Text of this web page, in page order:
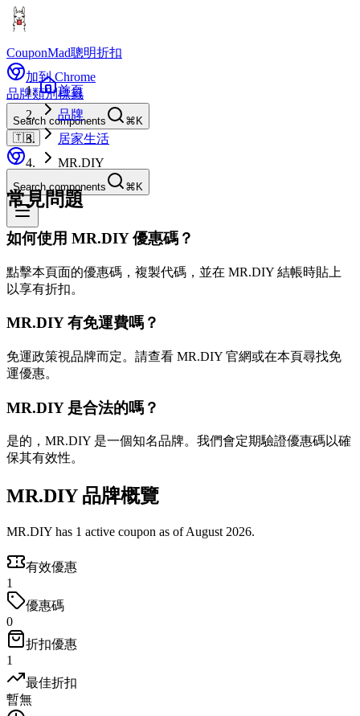
CouponMad聰明折扣
加到 Chrome
品牌類別標籤
Search components
⌘K
🇹🇼
Search components ⌘K
首頁
品牌
居家生活
MR.DIY
常見問題
如何使用 MR.DIY 優惠碼？
點擊本頁面的優惠碼，複製代碼，並在 MR.DIY 結帳時貼上
以享有折扣。
MR.DIY 有免運費嗎？
免運政策視品牌而定。請查看 MR.DIY 官網或在本頁尋找免
運優惠。
MR.DIY 是合法的嗎？
是的，MR.DIY 是一個知名品牌。我們會定期驗證優惠碼以確
保其有效性。
MR.DIY 品牌概覽
MR.DIY has 1 active coupon as of August 2026.
有效優惠
1
優惠碼
0
折扣優惠
1
最佳折扣
暫無